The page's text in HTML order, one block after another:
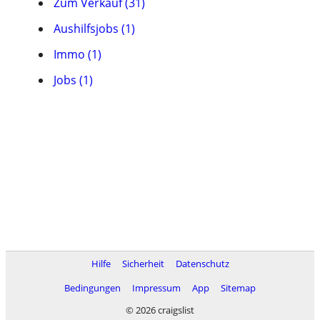
Aushilfsjobs (1)
Immo (1)
Jobs (1)
Hilfe Sicherheit
Datenschutz
Bedingungen
Impressum App
Sitemap
© 2026 craigslist